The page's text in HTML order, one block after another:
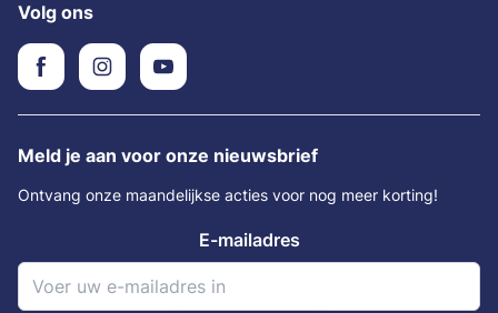
Volg ons
Meld je aan voor onze nieuwsbrief
Ontvang onze maandelijkse acties voor nog meer korting!
E-mailadres